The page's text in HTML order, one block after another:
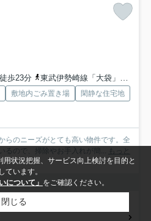
歩23分
東武伊勢崎線「大袋」駅 徒歩31分
敷地内ごみ置き場
閑静な住宅地
らのニーズがとても高い物件です。全
るので、掃除やお手入れが簡...
もっと
状況把握、サービス向上検討を目的と
ています。
について」 をご確認ください。
閉じる